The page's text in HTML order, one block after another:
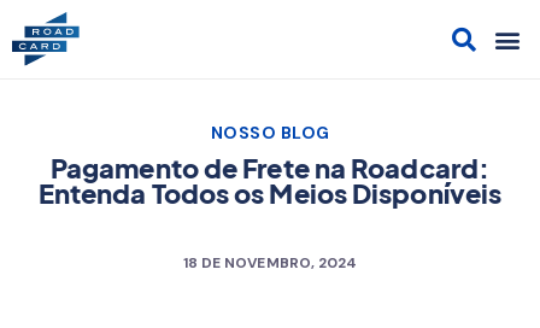
NOSSO BLOG
Pagamento de Frete na Roadcard:
Entenda Todos os Meios Disponíveis
18 DE NOVEMBRO, 2024